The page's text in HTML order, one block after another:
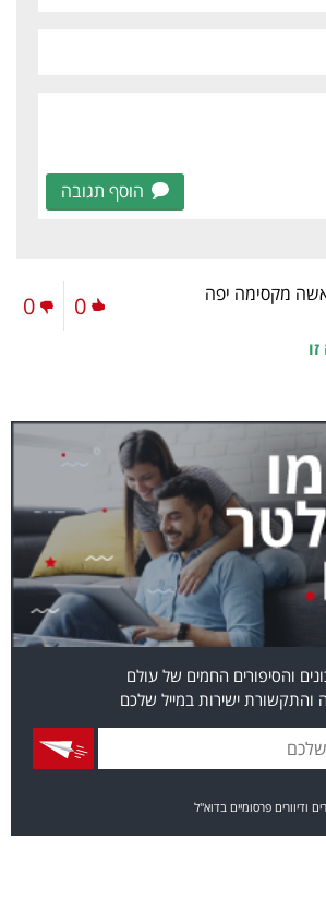
הוסף תגובה
מקסימה יפה 0
0
והסיפורים החמים של עולם
והתקשורת ישירות במייל שלכם
ודיוורים פרסומיים בדוא"ל